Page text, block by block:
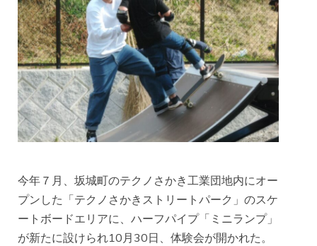
今年７月、坂城町のテクノさかき工業団地内にオー
プンした「テクノさかきストリートパーク」のスケ
ートボードエリアに、ハーフパイプ「ミニランプ」
が新たに設けられ10月30日、体験会が開かれた。